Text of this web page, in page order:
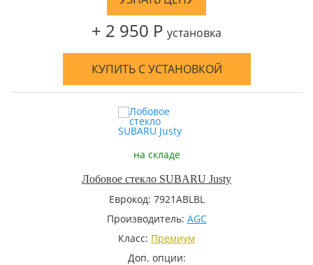
+ 2 950 Р установка
КУПИТЬ С УСТАНОВКОЙ
на складе
Лобовое стекло SUBARU Justy
Еврокод: 7921ABLBL
Производитель: AGC
Класс: Премиум
Доп. опции: